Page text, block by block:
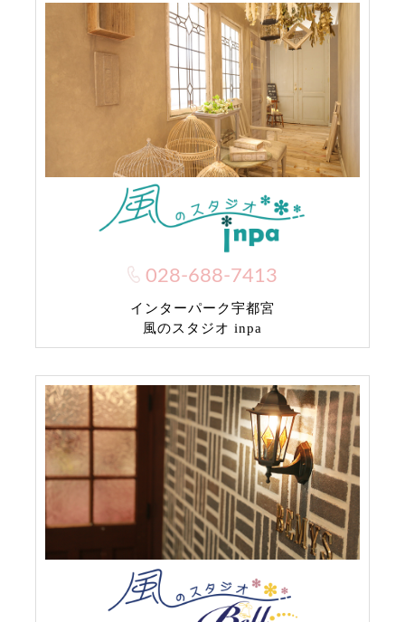
028-688-7413
インターパーク宇都宮
風のスタジオ inpa